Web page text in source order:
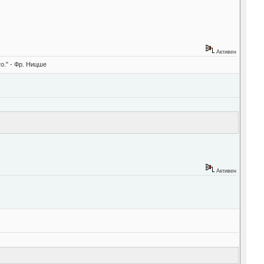
Активен
- Фр. Ницше
Активен